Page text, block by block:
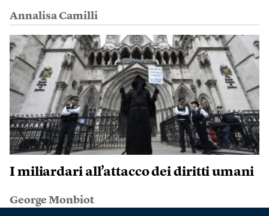
Annalisa Camilli
I miliardari all’attacco dei diritti umani
George Monbiot